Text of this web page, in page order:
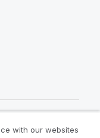
with our websites